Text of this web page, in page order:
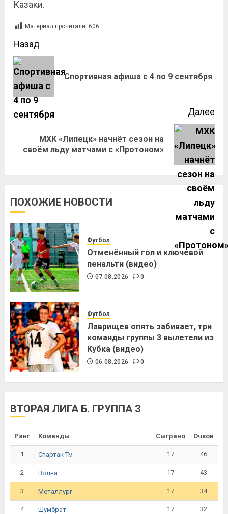
Казаки.
Материал прочитали: 606
Назад
Спортивная афиша c 4 по 9 сентября
Далее
МХК «Липецк» начнёт сезон на
своём льду матчами с «Протоном»
ПОХОЖИЕ НОВОСТИ
Футбол
Отменённый гол и ключевой
пенальти (видео)
07.08.2026 0
Футбол
Лаврищев опять забивает, три
команды группы 3 вылетели из
Кубка (видео)
06.08.2026 0
ВТОРАЯ ЛИГА Б. ГРУППА 3
Ранг Команды Сыграно Очков
1 Спартак Тм 17 46
2 Волна 17 43
3 Металлург 17 34
4 Шумбрат 17 32